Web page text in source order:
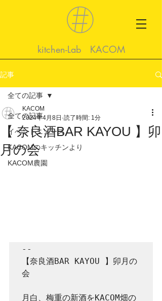
kitchen-Lab KACOM
記事
全ての記事
イベントニュース
KACOMのキッチンより
KACOM農園
全ての記事
【 奈良酒BAR KAYOU 】卯
月の会
KACOM
2024年4月8日 読了時間: 1分
--
【奈良酒BAR KAYOU 】卯月の
会
月白、梅重の新酒をKACOM畑の